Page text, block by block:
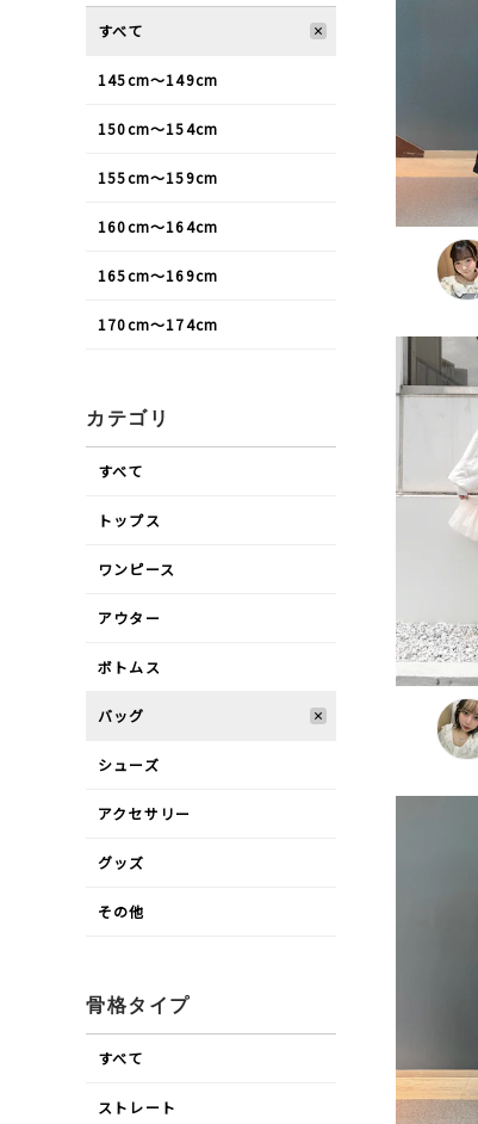
すべて
145cm〜149cm
150cm〜154cm
155cm〜159cm
160cm〜164cm
165cm〜169cm
170cm〜174cm
カテゴリ
すべて
トップス
ワンピース
アウター
ボトムス
バッグ
シューズ
アクセサリー
グッズ
その他
骨格タイプ
すべて
ストレート